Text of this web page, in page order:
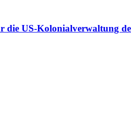
US-Kolonialverwaltung